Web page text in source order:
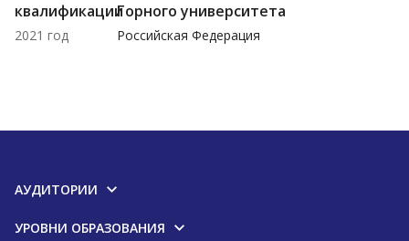
квалификации
2021 год
Горного университета
Российская Федерация
АУДИТОРИИ
УРОВНИ ОБРАЗОВАНИЯ